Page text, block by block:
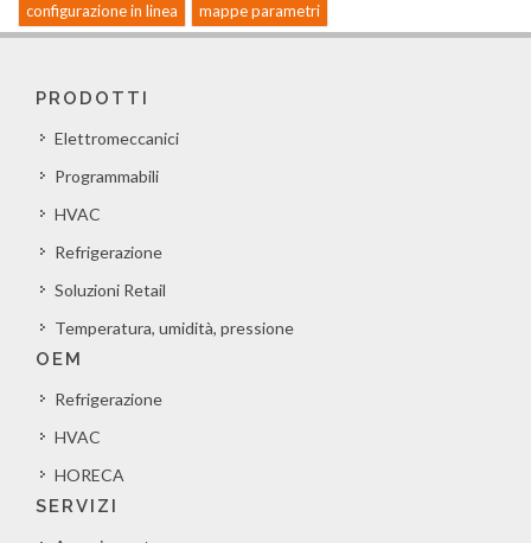
configurazione in linea
mappe parametri
PRODOTTI
Elettromeccanici
Programmabili
HVAC
Refrigerazione
Soluzioni Retail
Temperatura, umidità, pressione
OEM
Refrigerazione
HVAC
HORECA
SERVIZI